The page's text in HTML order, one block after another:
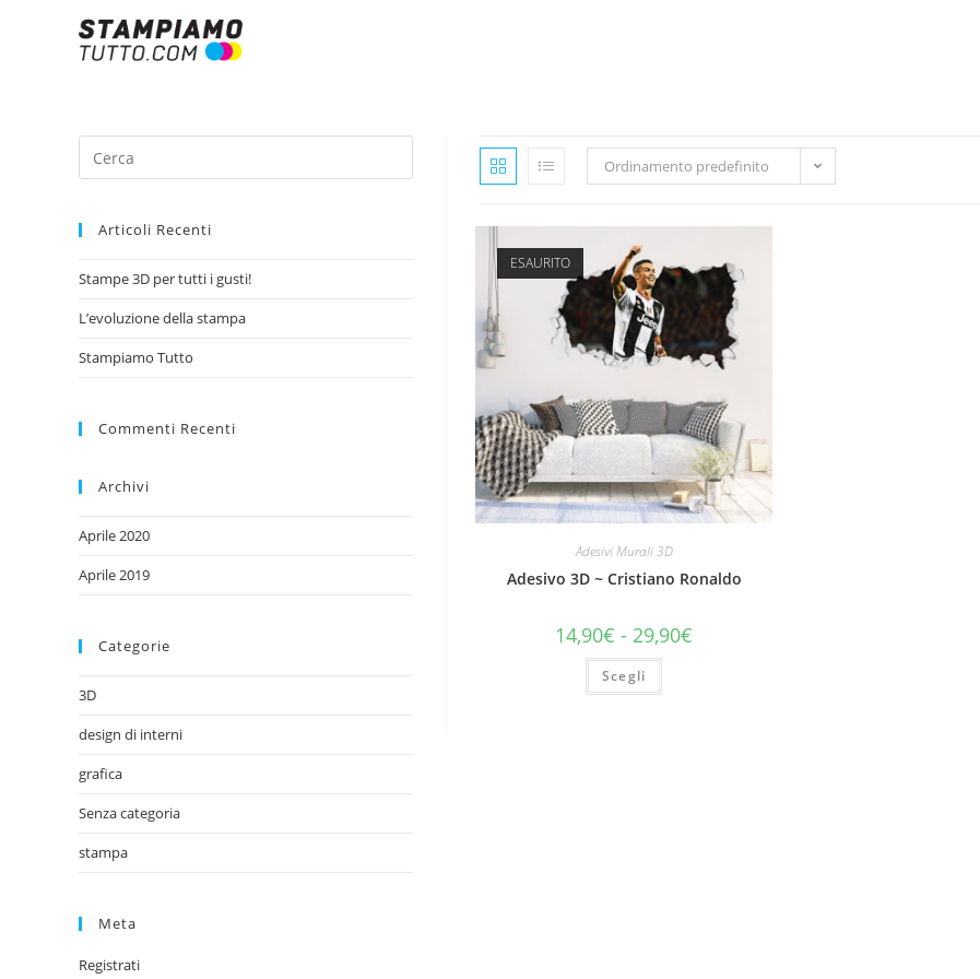
Ordinamento predefinito
ESAURITO
Adesivi Murali 3D
Adesivo 3D ~ Cristiano Ronaldo
14,90€ - 29,90€
Scegli
Articoli Recenti
Stampe 3D per tutti i gusti!
L’evoluzione della stampa
Stampiamo Tutto
Commenti Recenti
Archivi
Aprile 2020
Aprile 2019
Categorie
3D
design di interni
grafica
Senza categoria
stampa
Meta
Registrati